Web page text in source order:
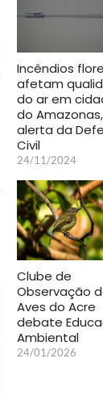
Incêndios
afetam
do ar em
do Amazonas,
alerta da
Civil
24/11/2024
Clube de
Observação
Aves do Acre
debate
Ambiental
24/01/2026